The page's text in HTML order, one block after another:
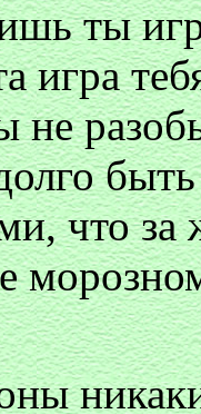
ты
игра
не
что